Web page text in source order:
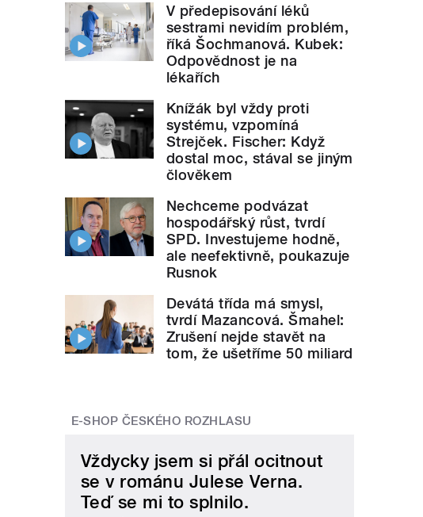
V předepisování léků
sestrami nevidím problém,
říká Šochmanová. Kubek:
Odpovědnost je na
lékařích
Knížák byl vždy proti
systému, vzpomíná
Strejček. Fischer: Když
dostal moc, stával se jiným
člověkem
Nechceme podvázat
hospodářský růst, tvrdí
SPD. Investujeme hodně,
ale neefektivně, poukazuje
Rusnok
Devátá třída má smysl,
tvrdí Mazancová. Šmahel:
Zrušení nejde stavět na
tom, že ušetříme 50 miliard
E-SHOP ČESKÉHO ROZHLASU
Vždycky jsem si přál ocitnout
se v románu Julese Verna.
Teď se mi to splnilo.